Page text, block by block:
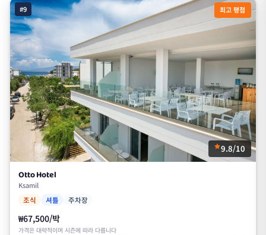
#9 최고 평점
9.8/10
Otto Hotel
Ksamil
조식
셔틀 주차장
₩67,500/박
가격은 대략적이며 시즌에 따라 다릅니다